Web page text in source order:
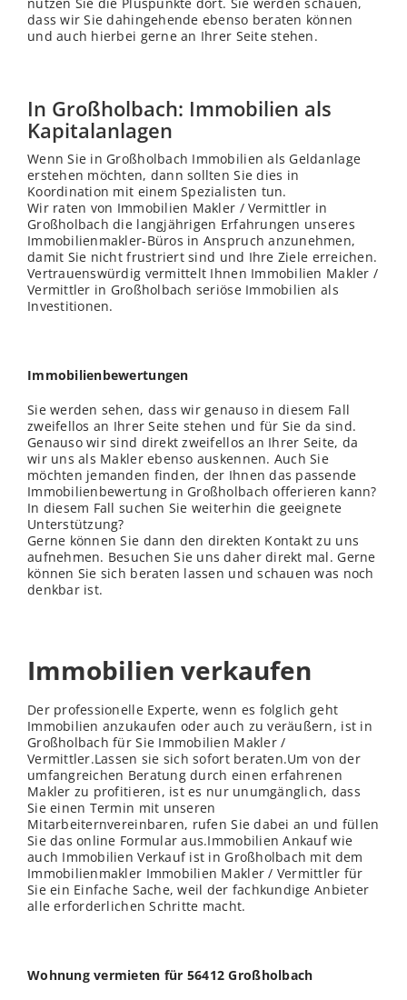
nutzen Sie die Pluspunkte dort. Sie werden schauen,
dass wir Sie dahingehende ebenso beraten können
und auch hierbei gerne an Ihrer Seite stehen.
In Großholbach: Immobilien als
Kapitalanlagen
Wenn Sie in Großholbach Immobilien als Geldanlage
erstehen möchten, dann sollten Sie dies in
Koordination mit einem Spezialisten tun.
Wir raten von Immobilien Makler / Vermittler in
Großholbach die langjährigen Erfahrungen unseres
Immobilienmakler-Büros in Anspruch anzunehmen,
damit Sie nicht frustriert sind und Ihre Ziele erreichen.
Vertrauenswürdig vermittelt Ihnen Immobilien Makler /
Vermittler in Großholbach seriöse Immobilien als
Investitionen.
Immobilienbewertungen
Sie werden sehen, dass wir genauso in diesem Fall
zweifellos an Ihrer Seite stehen und für Sie da sind.
Genauso wir sind direkt zweifellos an Ihrer Seite, da
wir uns als Makler ebenso auskennen. Auch Sie
möchten jemanden finden, der Ihnen das passende
Immobilienbewertung in Großholbach offerieren kann?
In diesem Fall suchen Sie weiterhin die geeignete
Unterstützung?
Gerne können Sie dann den direkten Kontakt zu uns
aufnehmen. Besuchen Sie uns daher direkt mal. Gerne
können Sie sich beraten lassen und schauen was noch
denkbar ist.
Immobilien verkaufen
Der professionelle Experte, wenn es folglich geht
Immobilien anzukaufen oder auch zu veräußern, ist in
Großholbach für Sie Immobilien Makler /
Vermittler.Lassen sie sich sofort beraten.Um von der
umfangreichen Beratung durch einen erfahrenen
Makler zu profitieren, ist es nur unumgänglich, dass
Sie einen Termin mit unseren
Mitarbeiternvereinbaren, rufen Sie dabei an und füllen
Sie das online Formular aus.Immobilien Ankauf wie
auch Immobilien Verkauf ist in Großholbach mit dem
Immobilienmakler Immobilien Makler / Vermittler für
Sie ein Einfache Sache, weil der fachkundige Anbieter
alle erforderlichen Schritte macht.
Wohnung vermieten für 56412 Großholbach